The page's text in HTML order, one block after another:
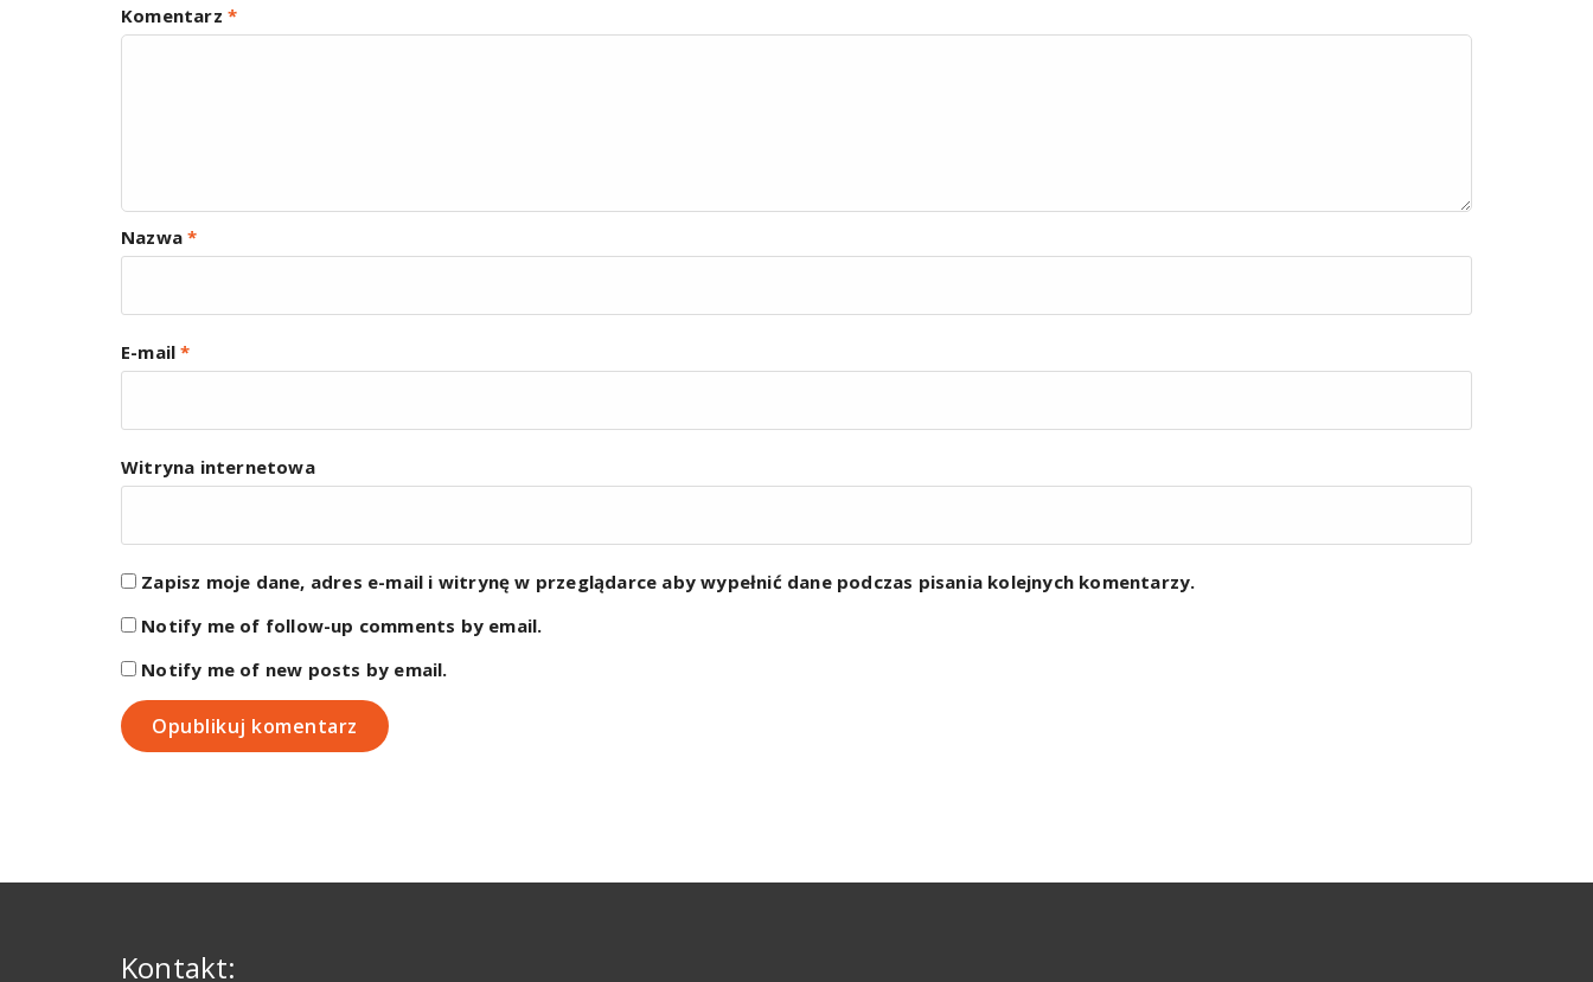
Komentarz *
Nazwa*
E-mail*
Witryna internetowa
Zapisz moje dane, adres e-mail i witrynę w przeglądarce aby wypełnić dane podczas pisania kolejnych komentarzy.
Notify me of follow-up comments by email.
Notify me of new posts by email.
Kontakt: